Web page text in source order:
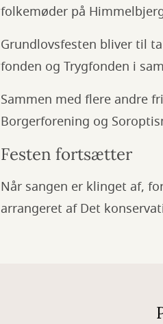
folkemøder på
Grundlovsfesten bliver til
fonden og Trygfonden i
Sammen med flere andre
Borgerforening og
Festen fortsætter
Når sangen er klinget af,
arrangeret af Det